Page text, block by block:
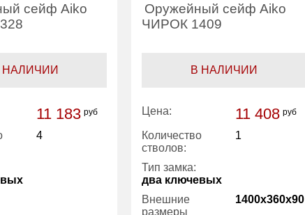
сейф Aiko
НАЛИЧИИ
11 183 руб
4
Оружейный сейф Aiko
ЧИРОК 1409
В НАЛИЧИИ
Цена: 11 408 руб
Количество
стволов:
1
Тип замка:
два ключевых
Внешние
размеры
1400x360x90